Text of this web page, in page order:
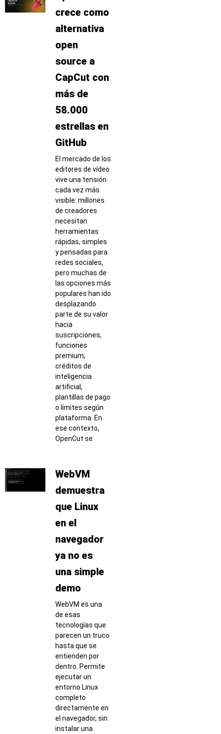
crece como
alternativa
open
source a
CapCut con
más de
58.000
estrellas en
GitHub
El mercado de los
editores de vídeo
vive una tensión
cada vez más
visible: millones
de creadores
necesitan
herramientas
rápidas, simples
y pensadas para
redes sociales,
pero muchas de
las opciones más
populares han ido
desplazando
parte de su valor
hacia
suscripciones,
funciones
premium,
créditos de
inteligencia
artificial,
plantillas de pago
o límites según
plataforma. En
ese contexto,
OpenCut se
WebVM
demuestra
que Linux
en el
navegador
ya no es
una simple
demo
WebVM es una
de esas
tecnologías que
parecen un truco
hasta que se
entienden por
dentro. Permite
ejecutar un
entorno Linux
completo
directamente en
el navegador, sin
instalar una